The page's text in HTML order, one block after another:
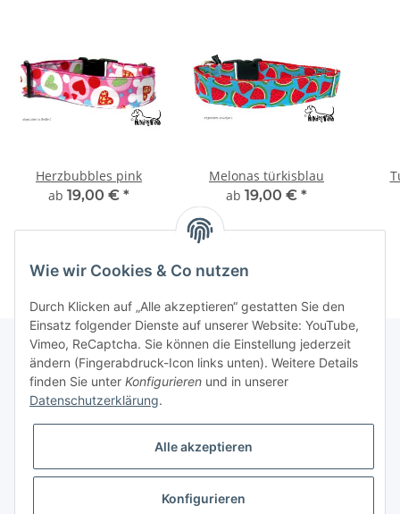
Herzbubbles pink
ab 19,00 € *
Melonas türkisblau
ab 19,00 € *
Informationen
Galerie
Wie wir Cookies & Co nutzen
Durch Klicken auf „Alle akzeptieren“ gestatten Sie den
Einsatz folgender Dienste auf unserer Website: YouTube,
Vimeo, ReCaptcha. Sie können die Einstellung jederzeit
ändern (Fingerabdruck-Icon links unten). Weitere Details
finden Sie unter Konfigurieren und in unserer
Datenschutzerklärung.
Alle akzeptieren
Konfigurieren